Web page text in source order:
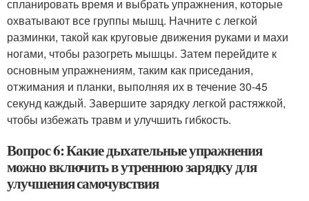
спланировать время и выбрать упражнения, которые
охватывают все группы мышц. Начните с легкой
разминки, такой как круговые движения руками и махи
ногами, чтобы разогреть мышцы. Затем перейдите к
основным упражнениям, таким как приседания,
отжимания и планки, выполняя их в течение 30-45
секунд каждый. Завершите зарядку легкой растяжкой,
чтобы избежать травм и улучшить гибкость.
Вопрос 6: Какие дыхательные упражнения
можно включить в утреннюю зарядку для
улучшения самочувствия